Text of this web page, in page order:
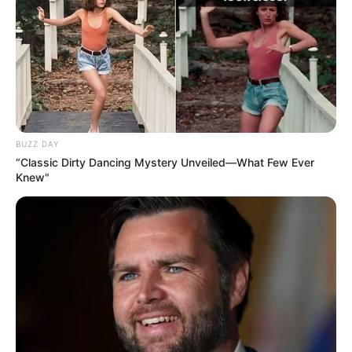
BUZZ DAY
“Classic Dirty Dancing Mystery Unveiled—What Few Ever
Knew"